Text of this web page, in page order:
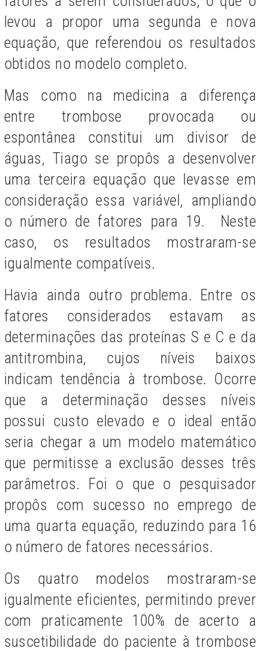
levou a propor uma segunda e nova
equação, que referendou os resultados
obtidos no modelo completo.
Mas como na medicina a diferença
entre trombose provocada ou
espontânea constitui um divisor de
águas, Tiago se propôs a desenvolver
uma terceira equação que levasse em
consideração essa variável, ampliando
o número de fatores para 19. Neste
caso, os resultados mostraram-se
igualmente compatíveis.
Havia ainda outro problema. Entre os
fatores considerados estavam as
determinações das proteínas S e C e da
antitrombina, cujos níveis baixos
indicam tendência à trombose. Ocorre
que a determinação desses níveis
possui custo elevado e o ideal então
seria chegar a um modelo matemático
que permitisse a exclusão desses três
parâmetros. Foi o que o pesquisador
propôs com sucesso no emprego de
uma quarta equação, reduzindo para 16
o número de fatores necessários.
Os quatro modelos mostraram-se
igualmente eficientes, permitindo prever
com praticamente 100% de acerto a
suscetibilidade do paciente à trombose